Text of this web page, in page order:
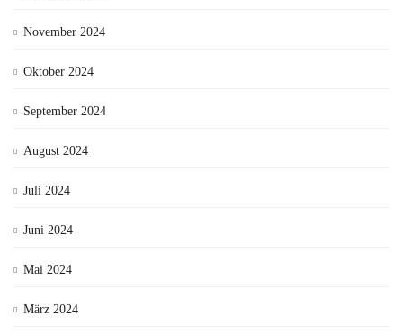
November 2024
Oktober 2024
September 2024
August 2024
Juli 2024
Juni 2024
Mai 2024
März 2024